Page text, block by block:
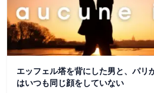
エッフェル塔を背にした男と、パ
はいつも同じ顔をしていない